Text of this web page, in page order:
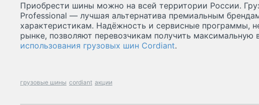
Приобрести шины можно на всей территории России.
Professional — лучшая альтернатива премиальным
характеристикам. Надёжность и сервисные программы,
рынке, позволяют перевозчикам получить максимальную
использования грузовых шин Cordiant.
грузовые шины cordiant акции